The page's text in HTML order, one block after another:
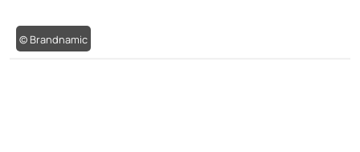
© Brandnamic